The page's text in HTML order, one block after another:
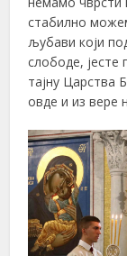
стабилно
љубави који
слободе, јесте
тајну Царства
овде и из вере